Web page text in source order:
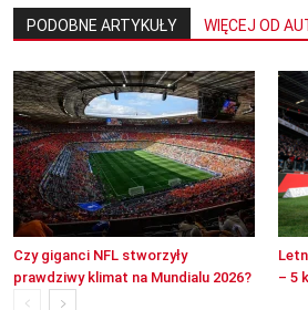
PODOBNE ARTYKUŁY WIĘCEJ OD
Czy giganci NFL stworzyły
prawdziwy klimat na Mundialu 2026?
– 5